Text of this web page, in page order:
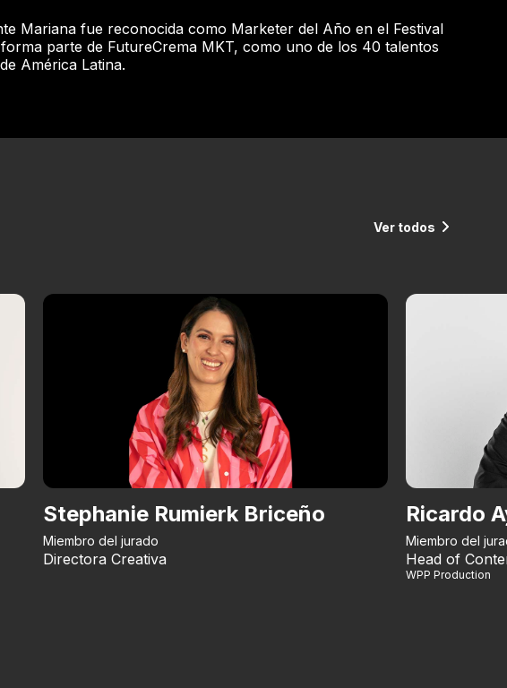
Mariana fue reconocida como Marketer del Año en el Festival
parte de FutureCrema MKT, como uno de los 40 talentos
América Latina.
Ver todos
Stephanie Rumierk Briceño
Miembro del jurado
Directora Creativa
Ricardo
Miembro del
Head of
WPP Production